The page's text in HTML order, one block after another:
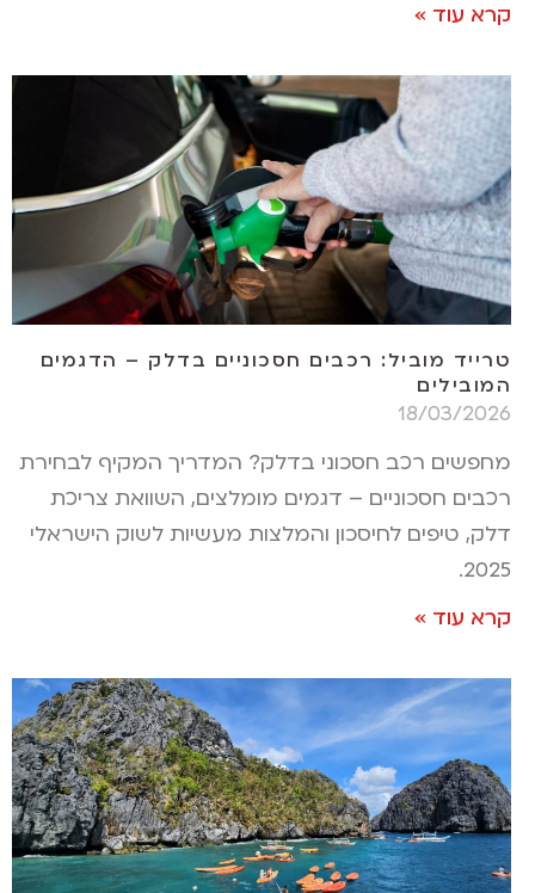
קרא עוד »
טרייד מוביל: רכבים חסכוניים בדלק – הדגמים
המובילים
18/03/2026
מחפשים רכב חסכוני בדלק? המדריך המקיף לבחירת
רכבים חסכוניים – דגמים מומלצים, השוואת צריכת
דלק, טיפים לחיסכון והמלצות מעשיות לשוק הישראלי
2025.
קרא עוד »